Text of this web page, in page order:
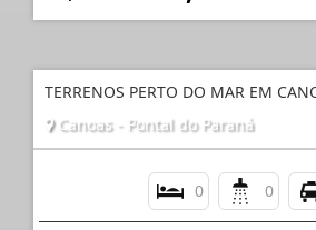
TERRENOS PERTO DO MAR EM
Canoas - Pontal do Paraná
0 0